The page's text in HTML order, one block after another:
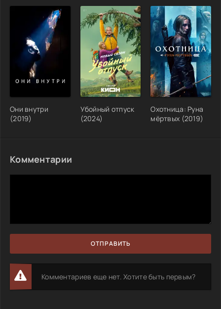
Они внутри
(2019)
Убойный отпуск
(2024)
Охотница: Руна
мёртвых (2019)
Комментарии
ОТПРАВИТЬ
Комментариев еще нет. Хотите быть первым?